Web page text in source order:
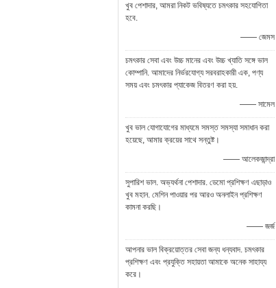
খুব পেশাদার, আমরা নিকট ভবিষ্যতে চমৎকার সহযোগিতা
হবে.
—— জেমস
চমৎকার সেবা এবং উচ্চ মানের এবং উচ্চ খ্যাতি সঙ্গে ভাল
কোম্পানি. আমাদের নির্ভরযোগ্য সরবরাহকারী এক, পণ্য
সময় এবং চমৎকার প্যাকেজ বিতরণ করা হয়.
—— সামেল
খুব ভাল যোগাযোগের মাধ্যমে সমস্ত সমস্যা সমাধান করা
হয়েছে, আমার ক্রয়ের সাথে সন্তুষ্ট।
—— আলেকজান্দ্রা
সুপারিশ ভাল. অভ্যর্থনা পেশাদার. ডেমো প্রশিক্ষণ এছাড়াও
খুব মহান. মেশিন পাওয়ার পর আরও অনলাইন প্রশিক্ষণ
কামনা করছি।
—— জর্জ
আপনার ভাল বিক্রয়োত্তর সেবা জন্য ধন্যবাদ. চমৎকার
প্রশিক্ষণ এবং প্রযুক্তি সহায়তা আমাকে অনেক সাহায্য
করে।